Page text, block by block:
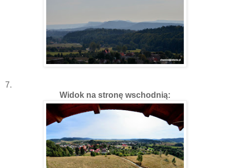
7.
Widok na stronę wschodnią: